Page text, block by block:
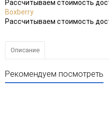
Рассчитываем стоимость
Boxberry
Рассчитываем стоимость
Описание
Рекомендуем посмотреть